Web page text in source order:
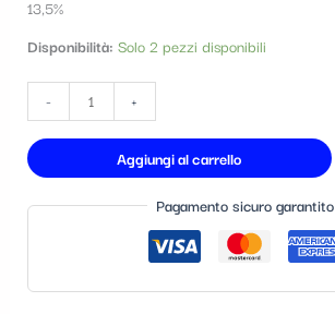
13,5%
Disponibilità: Solo 2 pezzi disponibili
- +
Aggiungi al carrello
Pagamento sicuro garantito
g
o
r
i
a